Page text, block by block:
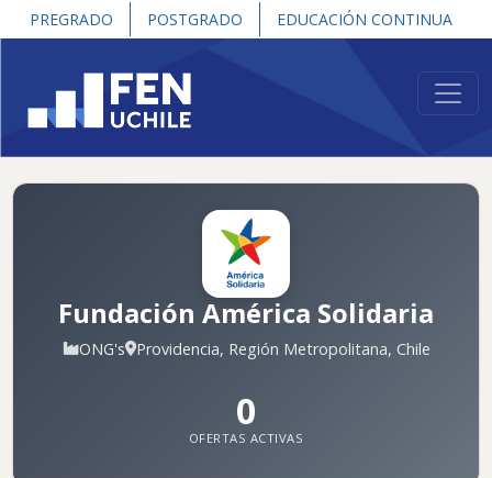
PREGRADO POSTGRADO EDUCACIÓN CONTINUA
Fundación América Solidaria
ONG's Providencia, Región Metropolitana, Chile
0
OFERTAS ACTIVAS